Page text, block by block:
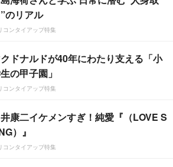
のリアル
コンタイアップ特集
ドナルドが40年にわたり支える「小
の甲子園」
コンタイアップ特集
康二イケメンすぎ！純愛『（LOVE S
）』
コンタイアップ特集